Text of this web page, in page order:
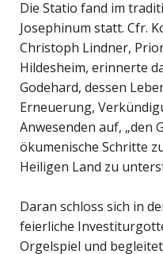
Die Statio fand im
Josephinum statt. Cfr.
Christoph Lindner,
Hildesheim, erinnerte
Godehard, dessen
Erneuerung,
Anwesenden auf, „den
ökumenische Schritte
Heiligen Land zu
Daran schloss sich in
feierliche
Orgelspiel und